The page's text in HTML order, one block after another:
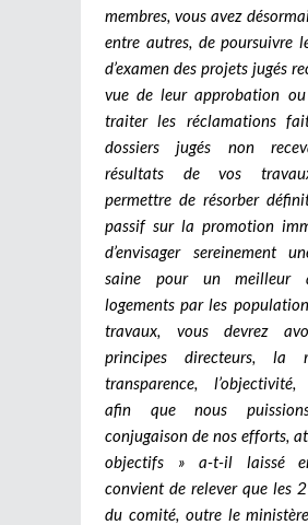
membres, vous avez
entre autres, de poursuivre
d’examen des projets jugés
vue de leur approbation
traiter les réclamations
dossiers jugés non
résultats de vos
permettre de résorber
passif sur la promotion
d’envisager sereinement
saine pour un meilleur
logements par les
travaux, vous devrez
principes directeurs, la
transparence, l’objectivité,
afin que nous
conjugaison de nos efforts,
objectifs » a-t-il laissé
convient de relever que les
du comité, outre le